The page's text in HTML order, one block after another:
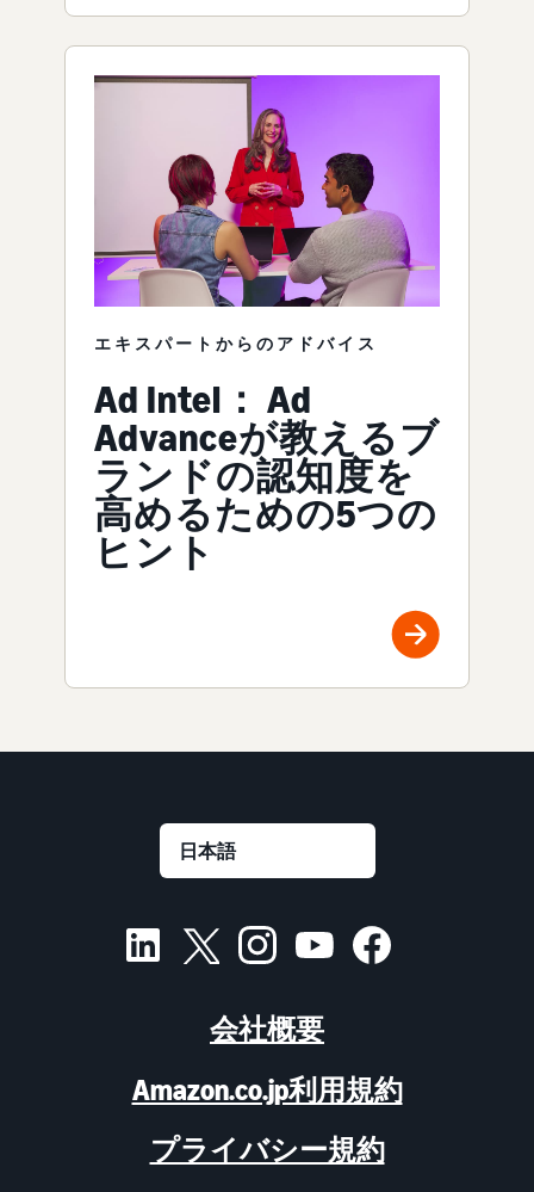
エキスパートからのアドバイス
Ad Intel： Ad
Advanceが教えるブ
ランドの認知度を
高めるための5つの
ヒント
会社概要
Amazon.co.jp利用規約
プライバシー規約